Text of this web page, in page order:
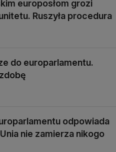
europosłom grozi
Ruszyła procedura
do europarlamentu.
odpowiada
nie zamierza nikogo